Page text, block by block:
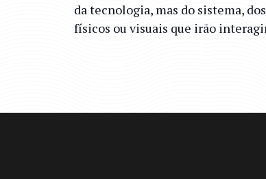
da tecnologia, mas do sistema,
físicos ou visuais que irão